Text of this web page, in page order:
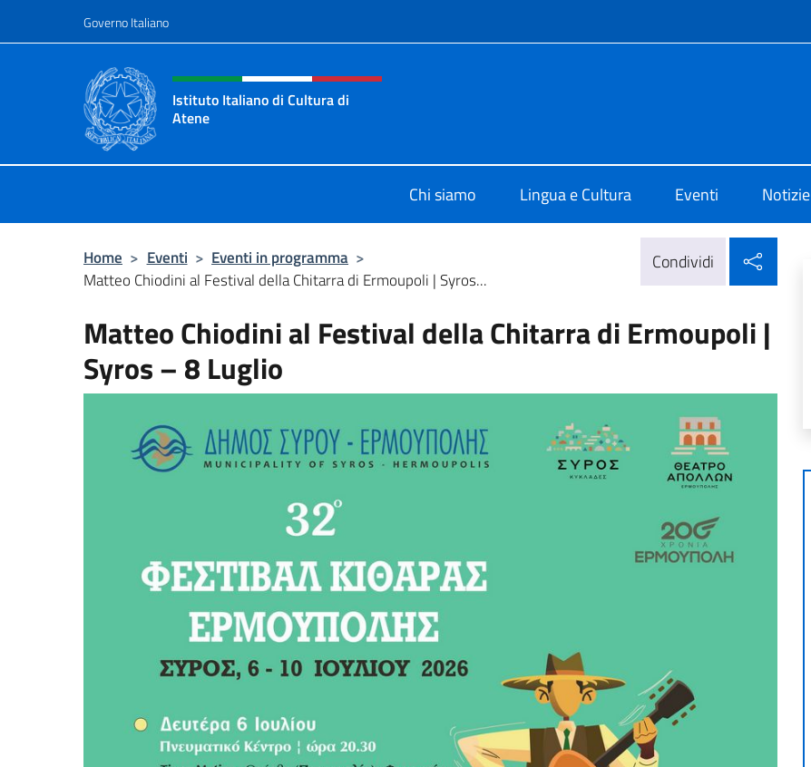
Governo Italiano
Intestazione sito, social e menù
Istituto Italiano di Cultura di
Atene
Chi siamo Lingua e Cultura Eventi Notizie
Home > Eventi > Eventi in programma >
Matteo Chiodini al Festival della Chitarra di Ermoupoli | Syros...
Condividi
Matteo Chiodini al Festival della Chitarra di Ermoupoli |
Syros – 8 Luglio